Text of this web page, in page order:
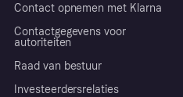
Contact opnemen met Klarna
Contactgegevens voor
autoriteiten
Raad van bestuur
Investeerdersrelaties